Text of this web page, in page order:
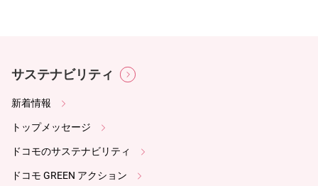
サステナビリティ
新着情報
トップメッセージ
ドコモのサステナビリティ
ドコモ GREEN アクション